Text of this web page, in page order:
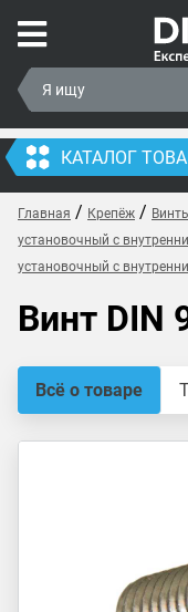
КАТАЛОГ
Главная / Крепёж /
установочный с
установочный с
Винт DIN
Всё о товаре